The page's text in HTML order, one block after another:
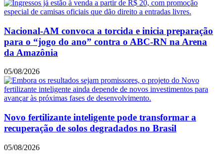
Nacional-AM convoca a torcida e inicia preparação
para o “jogo do ano” contra o ABC-RN na Arena
da Amazônia
05/08/2026
Novo fertilizante inteligente pode transformar a
recuperação de solos degradados no Brasil
05/08/2026